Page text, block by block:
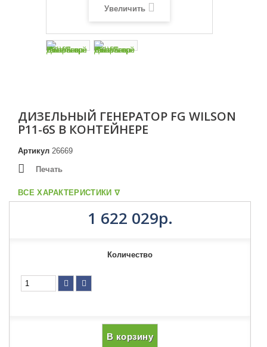
Увеличить
ДИЗЕЛЬНЫЙ ГЕНЕРАТОР FG WILSON
P11-6S В КОНТЕЙНЕРЕ
Артикул 26669
Печать
ВСЕ ХАРАКТЕРИСТИКИ ᐁ
1 622 029р.
Количество
В корзину